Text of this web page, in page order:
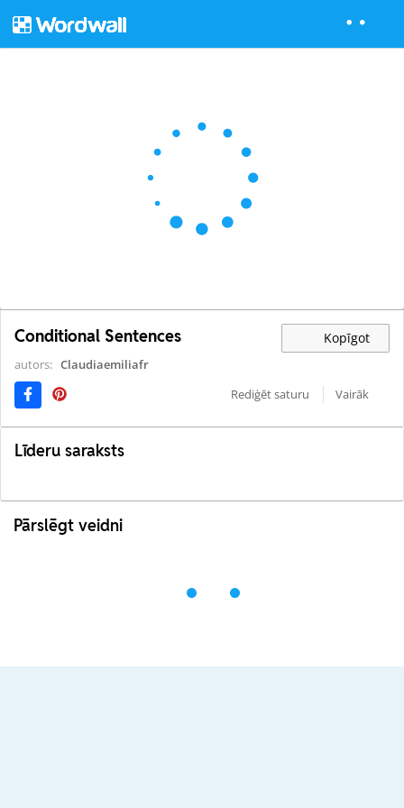
Conditional Sentences Kopīgot
autors: Claudiaemiliafr
Rediģēt saturu
Vairāk
Līderu saraksts
Pārslēgt veidni